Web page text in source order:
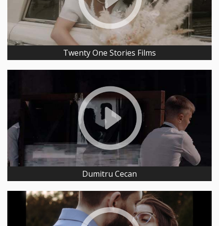
Twenty One Stories Films
Dumitru Cecan